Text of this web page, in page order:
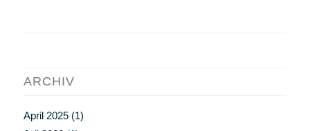
ARCHIV
April 2025(1)